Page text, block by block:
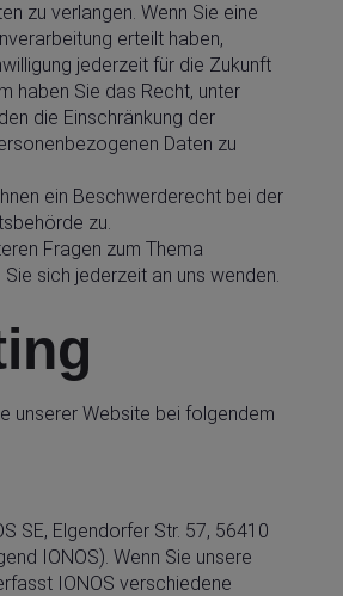
zu verlangen. Wenn Sie eine
erteilt haben,
jederzeit für die Zukunft
haben Sie das Recht, unter
die Einschränkung der
Daten zu
ein Beschwerderecht bei der
zu.
Fragen zum Thema
sich jederzeit an uns wenden.
unserer Website bei folgendem
SE, Elgendorfer Str. 57, 56410
IONOS). Wenn Sie unsere
IONOS verschiedene